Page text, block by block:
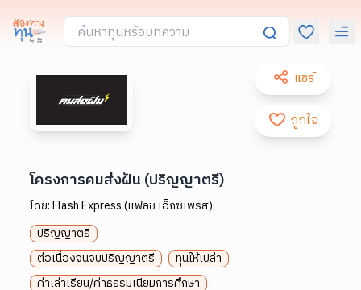
แชร์
ถูกใจ
โครงการคมส่งฝัน (ปริญญาตรี)
โดย:Flash Express (แฟลช เอ็กซ์เพรส)
ปริญญาตรี
ต่อเนื่องจนจบปริญญาตรี
ทุนให้เปล่า
ค่าเล่าเรียน/ค่าธรรมเนียมการศึกษา